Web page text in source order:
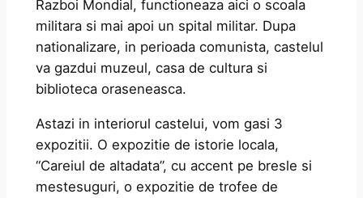
Razboi Mondial, functioneaza aici o scoala
militara si mai apoi un spital militar. Dupa
nationalizare, in perioada comunista, castelul
va gazdui muzeul, casa de cultura si
biblioteca oraseneasca.
Astazi in interiorul castelui, vom gasi 3
expozitii. O expozitie de istorie locala,
“Careiul de altadata”, cu accent pe bresle si
mestesuguri, o expozitie de trofee de